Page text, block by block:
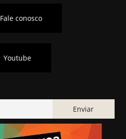
Fale conosco
Youtube